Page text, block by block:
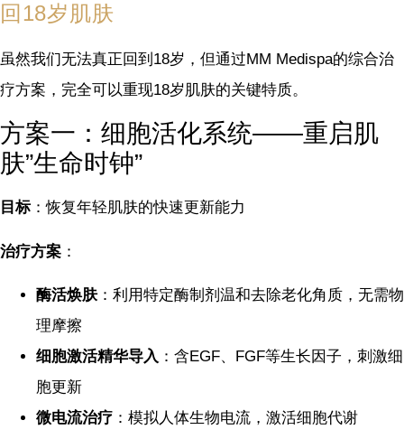
回18岁肌肤
虽然我们无法真正回到18岁，但通过MM Medispa的综合治
疗方案，完全可以重现18岁肌肤的关键特质。
方案一：细胞活化系统——重启肌
肤”生命时钟”
目标：恢复年轻肌肤的快速更新能力
治疗方案 ：
酶活焕肤：利用特定酶制剂温和去除老化角质，无需物
理摩擦
细胞激活精华导入 ：含EGF、FGF等生长因子，刺激细
胞更新
微电流治疗 ：模拟人体生物电流，激活细胞代谢